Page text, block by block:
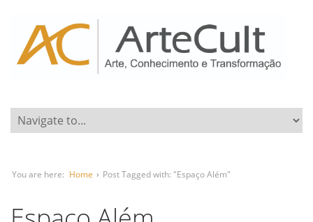
You are here: Home › Post Tagged with: "Espaço Além"